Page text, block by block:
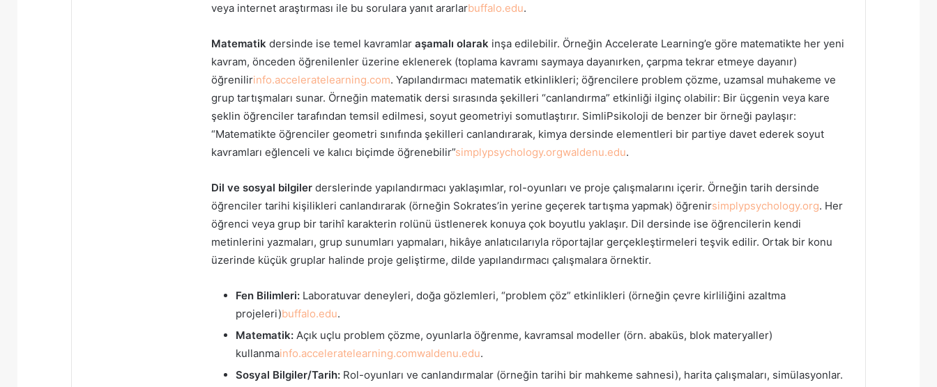
veya internet araştırması ile bu sorulara yanıt ararlarbuffalo.edu.
Matematik dersinde ise temel kavramlar aşamalı olarak inşa edilebilir. Örneğin Accelerate Learning’e göre matematikte her yeni
kavram, önceden öğrenilenler üzerine eklenerek (toplama kavramı saymaya dayanırken, çarpma tekrar etmeye dayanır)
öğrenilirinfo.acceleratelearning.com. Yapılandırmacı matematik etkinlikleri; öğrencilere problem çözme, uzamsal muhakeme ve
grup tartışmaları sunar. Örneğin matematik dersi sırasında şekilleri “canlandırma” etkinliği ilginç olabilir: Bir üçgenin veya kare
şeklin öğrenciler tarafından temsil edilmesi, soyut geometriyi somutlaştırır. SimliPsikoloji de benzer bir örneği paylaşır:
“Matematikte öğrenciler geometri sınıfında şekilleri canlandırarak, kimya dersinde elementleri bir partiye davet ederek soyut
kavramları eğlenceli ve kalıcı biçimde öğrenebilir”simplypsychology.orgwaldenu.edu.
Dil ve sosyal bilgiler derslerinde yapılandırmacı yaklaşımlar, rol-oyunları ve proje çalışmalarını içerir. Örneğin tarih dersinde
öğrenciler tarihi kişilikleri canlandırarak (örneğin Sokrates’in yerine geçerek tartışma yapmak) öğrenirsimplypsychology.org. Her
öğrenci veya grup bir tarihî karakterin rolünü üstlenerek konuya çok boyutlu yaklaşır. Dil dersinde ise öğrencilerin kendi
metinlerini yazmaları, grup sunumları yapmaları, hikâye anlatıcılarıyla röportajlar gerçekleştirmeleri teşvik edilir. Ortak bir konu
üzerinde küçük gruplar halinde proje geliştirme, dilde yapılandırmacı çalışmalara örnektir.
Fen Bilimleri: Laboratuvar deneyleri, doğa gözlemleri, “problem çöz” etkinlikleri (örneğin çevre kirliliğini azaltma
projeleri)buffalo.edu.
Matematik: Açık uçlu problem çözme, oyunlarla öğrenme, kavramsal modeller (örn. abaküs, blok materyaller)
kullanmainfo.acceleratelearning.comwaldenu.edu.
Sosyal Bilgiler/Tarih: Rol-oyunları ve canlandırmalar (örneğin tarihi bir mahkeme sahnesi), harita çalışmaları, simülasyonlar.